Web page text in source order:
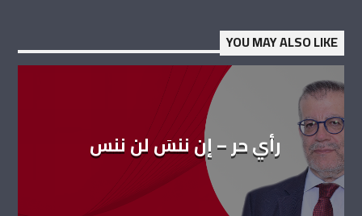
YOU MAY ALSO LIKE
رأي حر – إن ننسَ لن ننس